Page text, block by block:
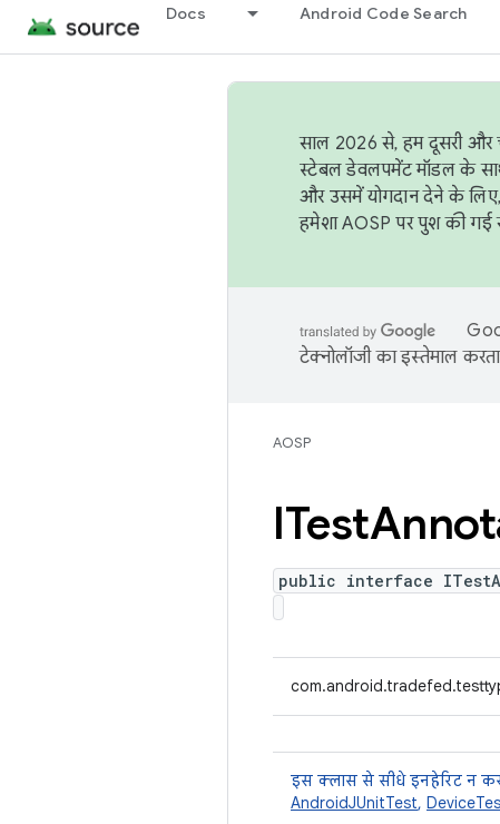
Docs Android Code Search
साल 2026 से, हम दूसरी और
स्टेबल डेवलपमेंट मॉडल के
और उसमें योगदान देने के लिए,
हमेशा AOSP पर पुश की गई
टेक्नोलॉजी का इस्तेमाल
AOSP
ITest
public interface
इस क्लास से सीधे इनहेरिट न
AndroidJUnitTest,